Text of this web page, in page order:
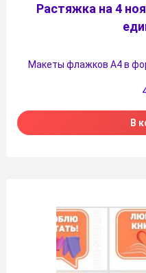
Растяжка на 4
Макеты флажков А4 в
В